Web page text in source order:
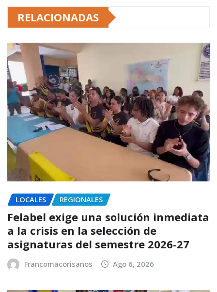
RELACIONADAS
LOCALES REGIONALES
Felabel exige una solución inmediata
a la crisis en la selección de
asignaturas del semestre 2026-27
Francomacorisanos Ago 6, 2026